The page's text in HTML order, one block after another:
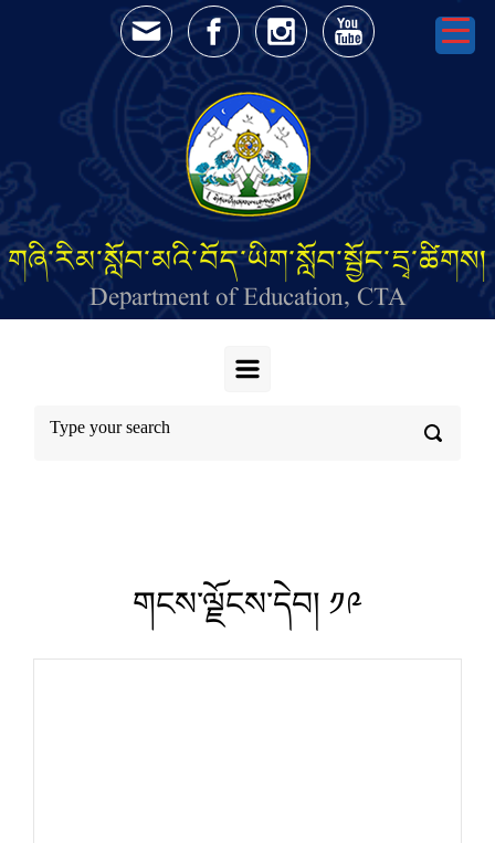
Skip to main content
གཞི་རིམ་སློབ་མའི་བོད་ཡིག་སློབ་སྦྱོང་དྲྭ་ཚིགས།
Department of Education, CTA
གངས་ལྗོངས་དེབ། ༡༩